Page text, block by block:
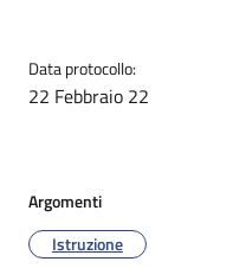
Data protocollo:
22 Febbraio 22
Argomenti
Istruzione